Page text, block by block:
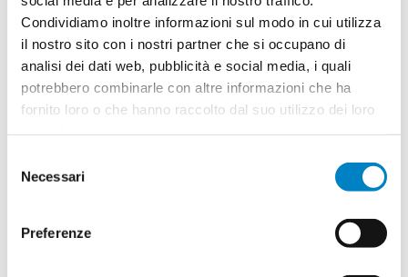
Condividiamo inoltre informazioni sul modo in cui utilizza
il nostro sito con i nostri partner che si occupano di
analisi dei dati web, pubblicità e social media, i quali
potrebbero combinarle con altre informazioni che ha
fornito loro o che hanno raccolto dal suo utilizzo dei loro
delNecessari
Preferenze
2 Quantità
Minimo: 50
3 Il tuo logo / grafica (opzionale)
Vuoi caricare il tuo logo o grafica adesso? Potrai